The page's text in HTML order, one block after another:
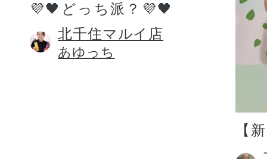
💜🖤どっち派？💜🖤
北千住マルイ店
あゆっち
【